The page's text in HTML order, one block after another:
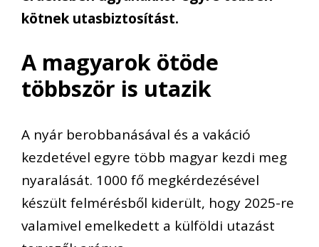
kötnek utasbiztosítást.
A magyarok ötöde
többször is utazik
A nyár berobbanásával és a vakáció
kezdetével egyre több magyar kezdi meg
nyaralását. 1000 fő megkérdezésével
készült felmérésből kiderült, hogy 2025-re
valamivel emelkedett a külföldi utazást